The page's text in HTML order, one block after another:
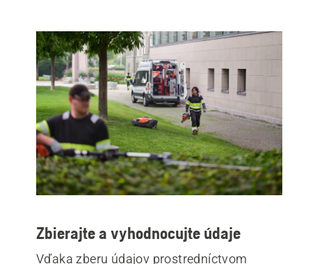
Zbierajte a vyhodnocujte údaje
Vďaka zberu údajov prostredníctvom